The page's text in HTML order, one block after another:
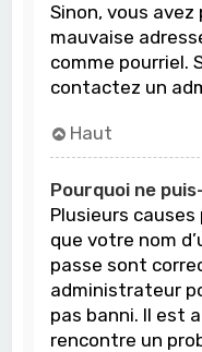
Sinon, vous
mauvaise
comme pourriel.
contactez un
Haut
Pourquoi ne
Plusieurs causes
que votre nom
passe sont
administrateur
pas banni. Il est
rencontre un